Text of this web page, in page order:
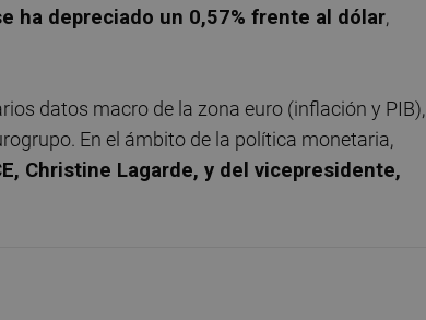
ha depreciado un 0,57% frente al dólar,
datos macro de la zona euro (inflación y PIB),
En el ámbito de la política monetaria,
Christine Lagarde, y del vicepresidente,